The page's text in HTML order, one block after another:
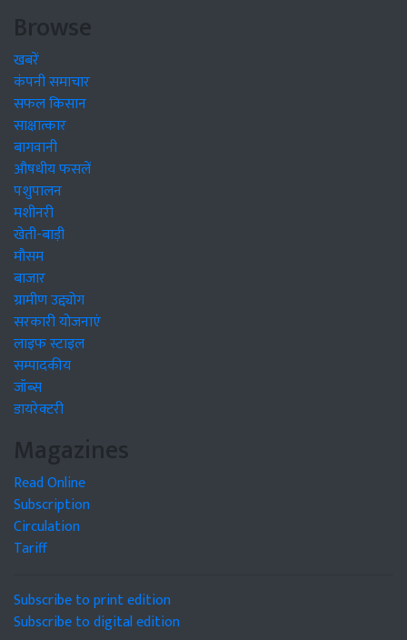
Browse
खबरें
कंपनी समाचार
सफल किसान
साक्षात्कार
बागवानी
औषधीय फसलें
पशुपालन
मशीनरी
खेती-बाड़ी
मौसम
बाजार
ग्रामीण उद्द्योग
सरकारी योजनाएं
लाइफ स्टाइल
सम्पादकीय
जॉब्स
डायरेक्टरी
Magazines
Read Online
Subscription
Circulation
Tariff
Subscribe to print edition
Subscribe to digital edition